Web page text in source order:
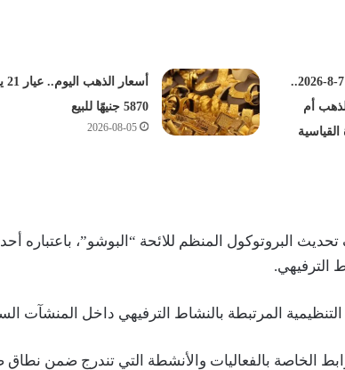
أسعار الذهب اليوم الجمعة 7-8-2026..
أم
5870 جنيهًا للبيع
2026-08-05
البروتوكول المنظم للائحة “البوشو”، باعتباره أحد
الترفيهي.
المرتبطة بالنشاط الترفيهي داخل المنشآت
الخاصة بالفعاليات والأنشطة التي تندرج ضمن نطاق